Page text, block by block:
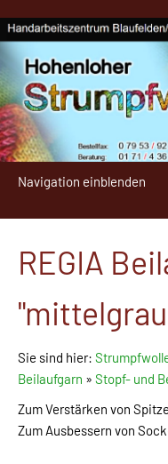
Navigation einblenden
REGIA
Sie sind hier:
Beilaufgarn » Stopf- und
Zum Verstärken von
Zum Ausbessern von